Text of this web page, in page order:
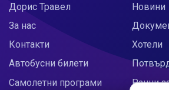
Дорис Травел
За нас
Контакти
Новини
Хотели
Автобусни билети
Самолетни програми
Ранни